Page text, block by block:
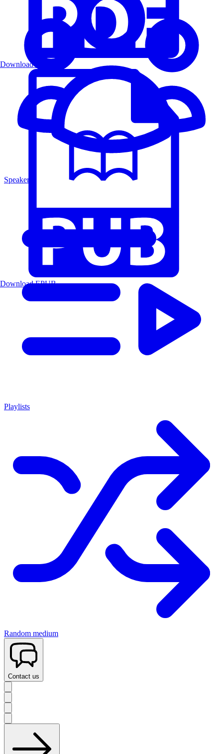
Speakers
Playlists
Random medium
Contact us
Download PDF
Download EPUB